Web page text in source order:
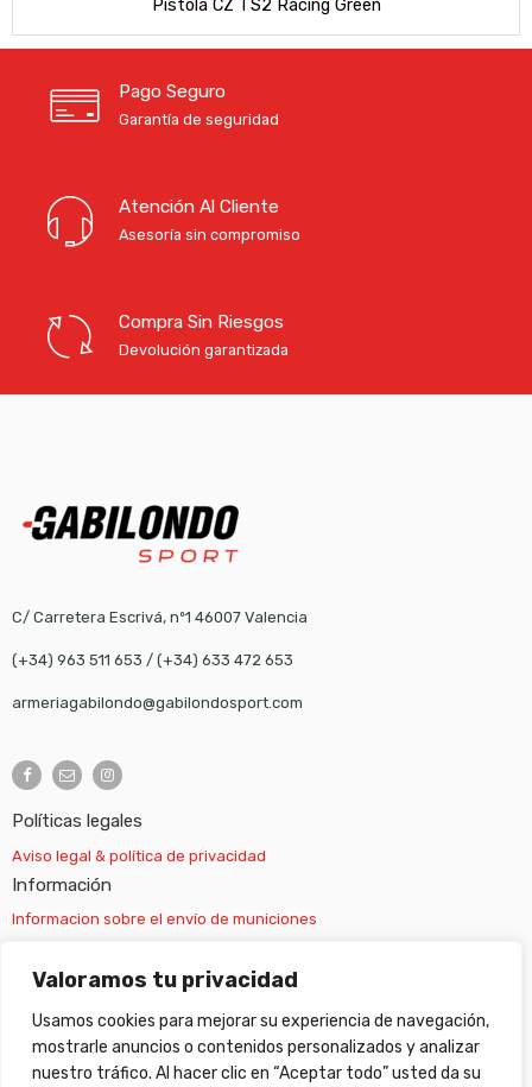
Valoramos tu privacidad
Usamos cookies para mejorar su experiencia de navegación,
mostrarle anuncios o contenidos personalizados y analizar
nuestro tráfico. Al hacer clic en “Aceptar todo” usted da su
Pistola CZ TS2 Racing Green
Pago Seguro
Garantía de seguridad
Atención Al Cliente
Asesoría sin compromiso
Compra Sin Riesgos
Devolución garantizada
C/ Carretera Escrivá, nº1 46007 Valencia
(+34) 963 511 653 / (+34) 633 472 653
armeriagabilondo@gabilondosport.com
Políticas legales
Aviso legal & política de privacidad
Información
Informacion sobre el envío de municiones
Información sobre el envío de armas
Cambios y devoluciones